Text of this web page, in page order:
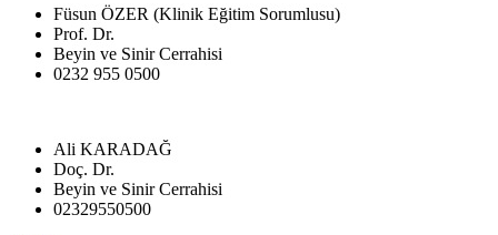
Füsun ÖZER (Klinik Eğitim Sorumlusu)
Prof. Dr.
Beyin ve Sinir Cerrahisi
0232 955 0500
Ali KARADAĞ
Doç. Dr.
Beyin ve Sinir Cerrahisi
02329550500